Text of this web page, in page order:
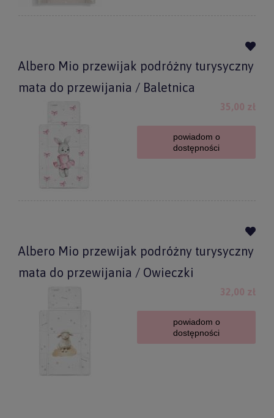
Albero Mio przewijak podróżny turysyczny
mata do przewijania / Baletnica
35,00 zł
powiadom o
dostępności
Albero Mio przewijak podróżny turysyczny
mata do przewijania / Owieczki
32,00 zł
powiadom o
dostępności